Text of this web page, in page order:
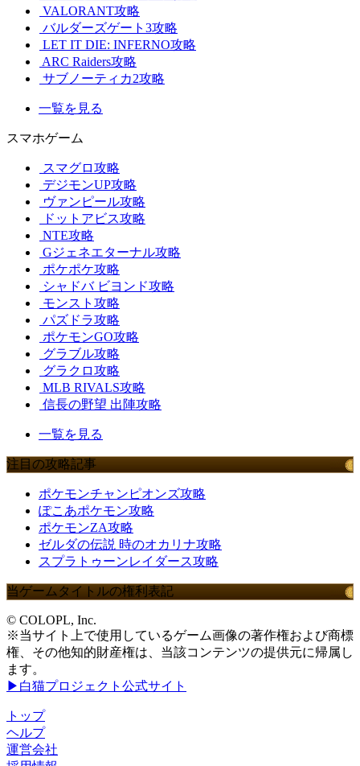
VALORANT攻略
バルダーズゲート3攻略
LET IT DIE: INFERNO攻略
ARC Raiders攻略
サブノーティカ2攻略
一覧を見る
スマホゲーム
スマグロ攻略
デジモンUP攻略
ヴァンピール攻略
ドットアビス攻略
NTE攻略
Gジェネエターナル攻略
ポケポケ攻略
シャドバ ビヨンド攻略
モンスト攻略
パズドラ攻略
ポケモンGO攻略
グラブル攻略
グラクロ攻略
MLB RIVALS攻略
信長の野望 出陣攻略
一覧を見る
注目の攻略記事
ポケモンチャンピオンズ攻略
ぽこあポケモン攻略
ポケモンZA攻略
ゼルダの伝説 時のオカリナ攻略
スプラトゥーンレイダース攻略
当ゲームタイトルの権利表記
© COLOPL, Inc.
※当サイト上で使用しているゲーム画像の著作権および商標
権、その他知的財産権は、当該コンテンツの提供元に帰属し
ます。
▶白猫プロジェクト公式サイト
トップ
ヘルプ
運営会社